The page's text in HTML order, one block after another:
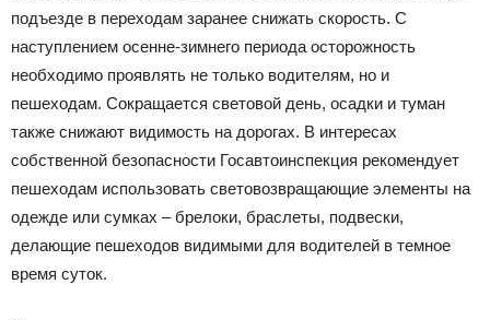
подъезде в переходам заранее снижать скорость. С
наступлением осенне-зимнего периода осторожность
необходимо проявлять не только водителям, но и
пешеходам. Сокращается световой день, осадки и туман
также снижают видимость на дорогах. В интересах
собственной безопасности Госавтоинспекция рекомендует
пешеходам использовать световозвращающие элементы на
одежде или сумках – брелоки, браслеты, подвески,
делающие пешеходов видимыми для водителей в темное
время суток.